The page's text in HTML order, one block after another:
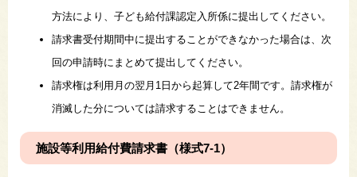
方法により、子ども給付課認定入所係に提出してください。
請求書受付期間中に提出することができなかった場合は、次
回の申請時にまとめて提出してください。
請求権は利用月の翌月1日から起算して2年間です。請求権が
消滅した分については請求することはできません。
施設等利用給付費請求書（様式7-1）